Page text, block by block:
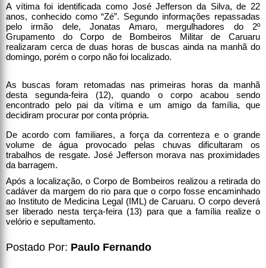
A vítima foi identificada como José Jefferson da Silva, de 22
anos, conhecido como “Zé”. Segundo informações repassadas
pelo irmão dele, Jonatas Amaro, mergulhadores do 2º
Grupamento do Corpo de Bombeiros Militar de Caruaru
realizaram cerca de duas horas de buscas ainda na manhã do
domingo, porém o corpo não foi localizado.
As buscas foram retomadas nas primeiras horas da manhã
desta segunda-feira (12), quando o corpo acabou sendo
encontrado pelo pai da vítima e um amigo da família, que
decidiram procurar por conta própria.
De acordo com familiares, a força da correnteza e o grande
volume de água provocado pelas chuvas dificultaram os
trabalhos de resgate. José Jefferson morava nas proximidades
da barragem.
Após a localização, o Corpo de Bombeiros realizou a retirada do
cadáver da margem do rio para que o corpo fosse encaminhado
ao Instituto de Medicina Legal (IML) de Caruaru. O corpo deverá
ser liberado nesta terça-feira (13) para que a família realize o
velório e sepultamento.
Postado Por: Paulo Fernando